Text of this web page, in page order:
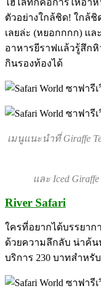
ไฮไลท์ก็คือการให้อา
ตัวอย่างใกล้ชิด! ใกล้
เลยล่ะ (หยอกกกก) แล
อาหารยีราฟแล้วรู้สึก
กินรองท้องได้
เมนูแนะนำที่ Giraffe
และ Iced
River Safari
ใครที่อยากได้บรรยาก
ด้วยความลึกลับ น่าค้น
บริการ 230 บาทสำหรั